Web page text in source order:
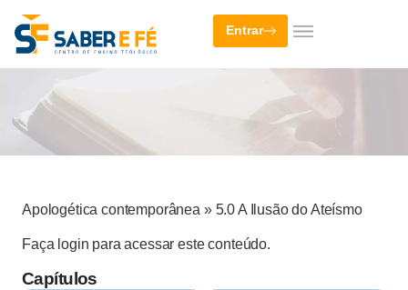
Entrar
Apologética contemporânea » 5.0 A Ilusão do Ateísmo
Faça login para acessar este conteúdo.
Capítulos